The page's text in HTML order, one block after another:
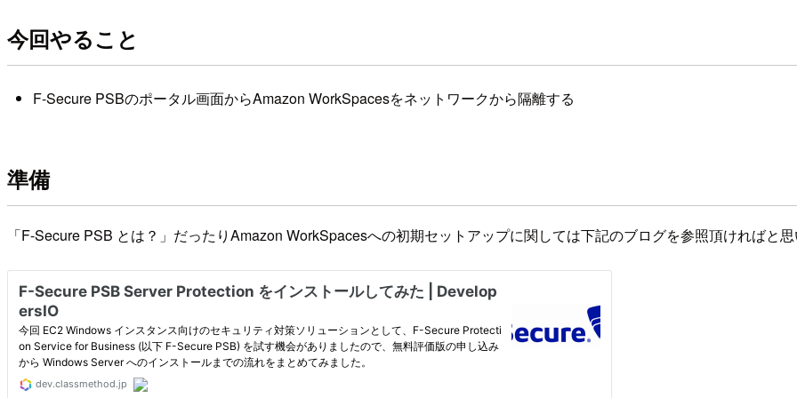
今回やること
F-Secure PSBのポータル画面からAmazon WorkSpacesをネットワークから隔離する
準備
「F-Secure PSB とは？」だったりAmazon WorkSpacesへの初期セットアップに関しては下記のブログを参照頂ければと思